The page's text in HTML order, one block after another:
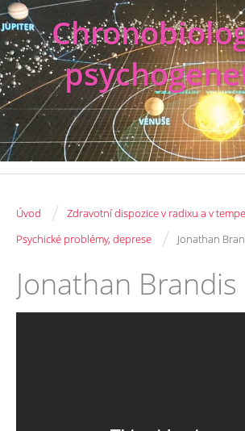
Úvod / Zdravotní dispozice v radixu a v
Psychické problémy, deprese / Jonathan
Jonathan Brandis